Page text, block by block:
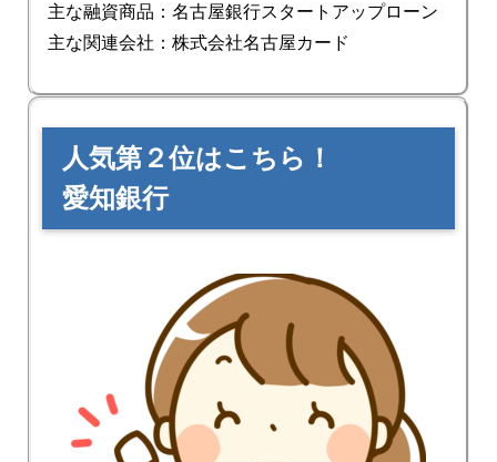
主な融資商品：名古屋銀行スタートアップローン
主な関連会社：株式会社名古屋カード
人気第２位はこちら！
愛知銀行